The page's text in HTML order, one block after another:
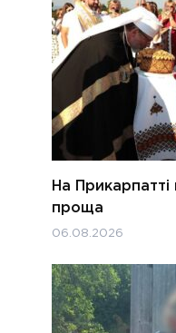
На Прикарпатті
проща
06.08.2026